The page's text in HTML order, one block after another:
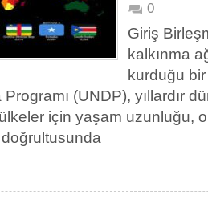
0
Giriş
kalkınma
kurduğu
Programı (UNDP), yıllardır
için yaşam uzunluğu,